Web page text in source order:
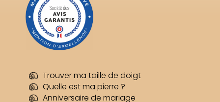
Trouver ma taille de doigt
Quelle est ma pierre ?
Anniversaire de mariage